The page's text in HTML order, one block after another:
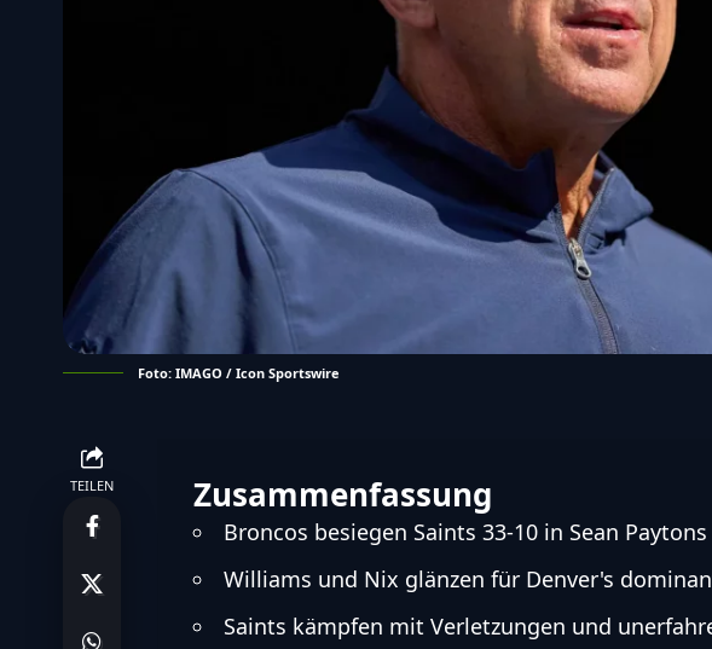
Foto: IMAGO / Icon Sportswire
TEILEN Zusammenfassung
Broncos besiegen Saints 33-10 in Sean Paytons
Williams und Nix glänzen für Denver's
Saints kämpfen mit Verletzungen und